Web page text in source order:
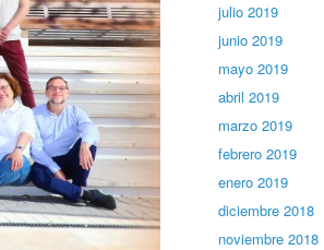
julio 2019
junio 2019
mayo 2019
abril 2019
marzo 2019
febrero 2019
enero 2019
diciembre 2018
noviembre 2018